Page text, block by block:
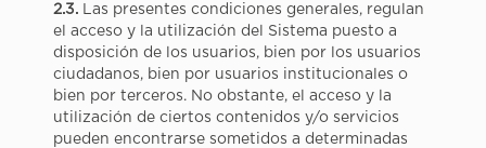
2.3.Las presentes condiciones generales, regulan
el acceso y la utilización del Sistema puesto a
disposición de los usuarios, bien por los usuarios
ciudadanos, bien por usuarios institucionales o
bien por terceros. No obstante, el acceso y la
utilización de ciertos contenidos y/o servicios
pueden encontrarse sometidos a determinadas